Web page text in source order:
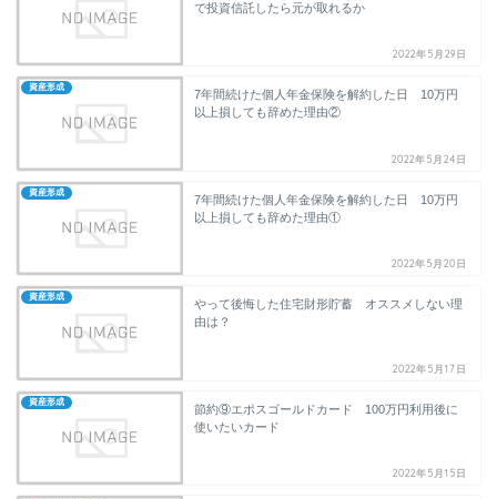
で投資信託したら元が取れるか
2022年5月29日
資産形成
7年間続けた個人年金保険を解約した日 10万円
以上損しても辞めた理由②
2022年5月24日
資産形成
7年間続けた個人年金保険を解約した日 10万円
以上損しても辞めた理由①
2022年5月20日
資産形成
やって後悔した住宅財形貯蓄 オススメしない理
由は？
2022年5月17日
資産形成
節約⑨エポスゴールドカード 100万円利用後に
使いたいカード
2022年5月15日